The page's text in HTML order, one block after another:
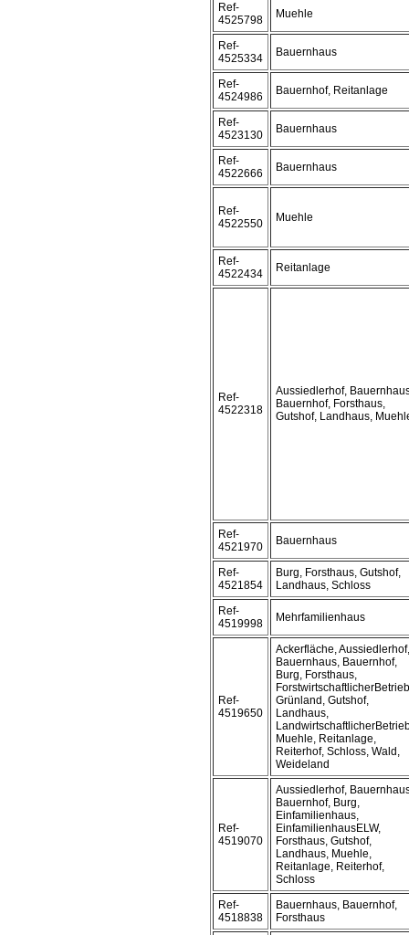
Ref-
4525798
Muehle
Ref-
4525334
Bauernhaus
Ref-
4524986
Bauernhof, Reitanlage
Ref-
4523130
Bauernhaus
Ref-
4522666
Bauernhaus
Ref-
4522550
Muehle
Ref-
4522434
Reitanlage
Ref-
4522318
Aussiedlerhof,
Bauernhof, Forsthaus,
Gutshof, Landhaus,
Ref-
4521970
Bauernhaus
Ref-
4521854
Burg, Forsthaus, Gutshof,
Landhaus, Schloss
Ref-
4519998
Mehrfamilienhaus
Ref-
4519650
Ackerfläche, Aussiedlerhof,
Bauernhaus, Bauernhof,
Burg, Forsthaus,
Grünland, Gutshof,
Landhaus,
Muehle, Reitanlage,
Reiterhof, Schloss, Wald,
Weideland
Ref-
4519070
Aussiedlerhof,
Bauernhof, Burg,
Einfamilienhaus,
EinfamilienhausELW,
Forsthaus, Gutshof,
Landhaus, Muehle,
Reitanlage, Reiterhof,
Schloss
Ref-
4518838
Bauernhaus, Bauernhof,
Forsthaus